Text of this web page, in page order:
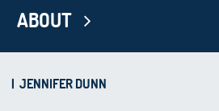
ABOUT
| JENNIFER DUNN